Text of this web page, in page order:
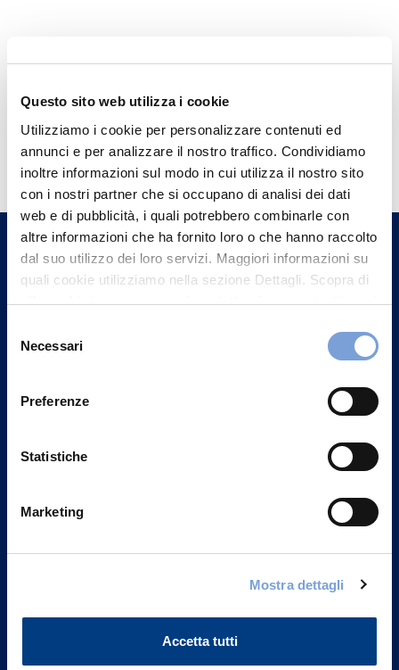
Questo sito web utilizza i cookie
Utilizziamo i cookie per personalizzare contenuti ed
annunci e per analizzare il nostro traffico. Condividiamo
inoltre informazioni sul modo in cui utilizza il nostro sito
con i nostri partner che si occupano di analisi dei dati
web e di pubblicità, i quali potrebbero combinarle con
altre informazioni che ha fornito loro o che hanno raccolto
dal suo utilizzo dei loro servizi. Maggiori informazioni su
quali cookie utilizziamo nella sezione Dettagli. Scopra di
più su chi siamo, come può contattarci e come trattiamo i
può trovare nel footer del sito nella sezione "Informativa
delNecessari
Preferenze
Statistiche
Marketing
Mostra dettagli
Accetta tutti
Hai bisogno di
informazioni?
Trova l'Agenzia più vicina a te e parla con
un nostro Agente.
Contattaci
Vittoria Assicurazioni S.p.A.
Part. IVA 01329510158
FAQ